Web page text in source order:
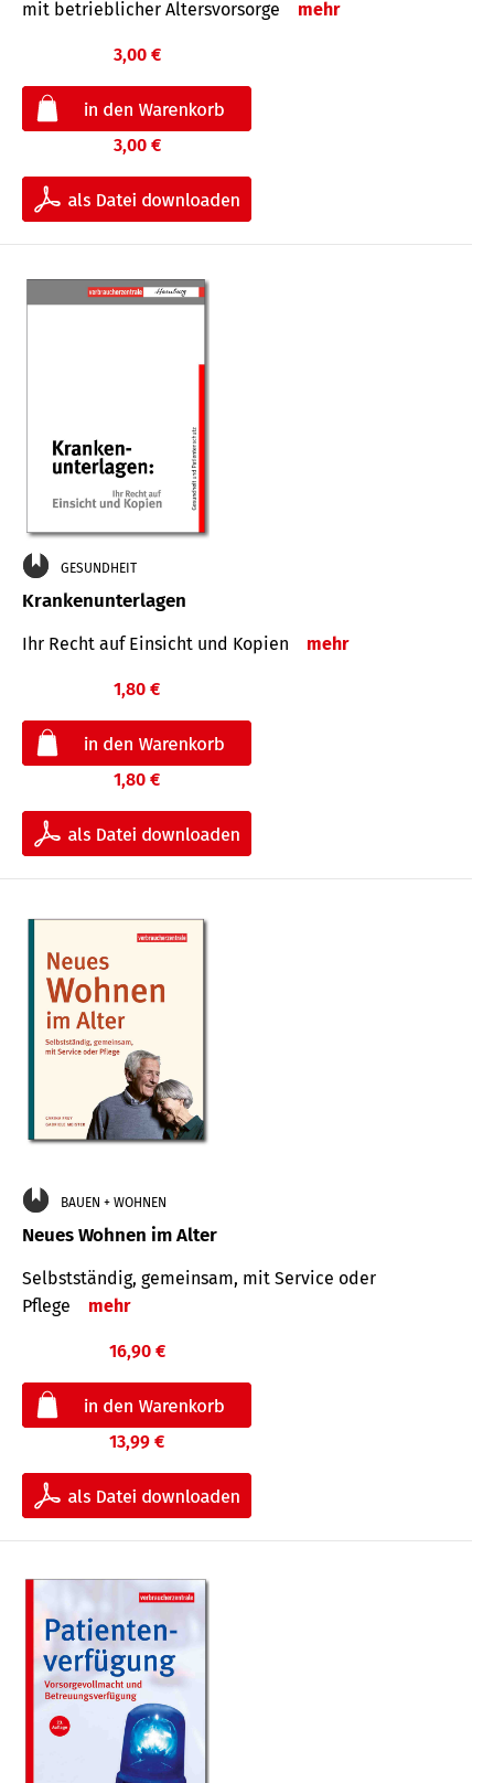
mit betrieblicher Altersvorsorge
mehr
3,00 €
3,00 €
GESUNDHEIT
Krankenunterlagen
Ihr Recht auf Einsicht und Kopien mehr
1,80 €
1,80 €
BAUEN + WOHNEN
Neues Wohnen im Alter
Selbstständig, gemeinsam, mit Service oder
Pflege
mehr
16,90 €
13,99 €